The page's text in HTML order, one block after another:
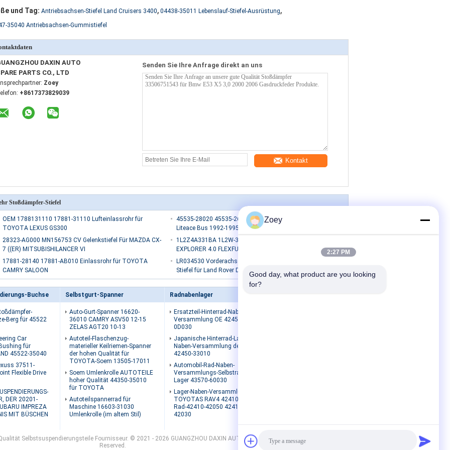
und Tag: Antriebsachsen-Stiefel Land Cruisers 3400, 04438-35011 Lebenslauf-Stiefel-Ausrüstung,
35040 Antriebsachsen-Gummistiefel
DAXIN AUTO
PARTS CO., LTD
Zoey
+8617373829039
Senden Sie Ihre Anfrage direkt an uns
Kontakt
Stoßdämpfer-Stiefel
OEM 1788131110 17881-31110 Lufteinlassrohr für
TOYOTA LEXUS GS300
45535-28020 45535-26030 Lenkstiefel für den Toyota
Liteace Bus 1992-1995
28323-AG000 MN156753 CV Gelenkstiefel Für MAZDA CX-
7 ((ER) MITSUBISHILANCER VI
1L2Z4A331BA 1L2W-3A331-BA CV Joint Boot für Ford
EXPLORER 4.0 FLEXFUEL
17881-28140 17881-AB010 Einlassrohr für TOYOTA
CAMRY SALOON
LR034530 Vorderachse Beide Seiten CV-Gemeinsamer
Stiefel für Land Rover Discovery V
Buchse
Berg für 45522
Car
für
45522-35040
37511-
Flexible Drive
DER 20201-
IMPREZA
MIT BÜSCHEN
Selbstgurt-Spanner
Auto-Gurt-Spanner 16620-
36010 CAMRY ASV50 12-15
ZELAS AGT20 10-13
Autoteil-Flaschenzug-
materieller Keilriemen-Spanner
der hohen Qualität für
TOYOTA-Soem 13505-17011
Soem Umlenkrolle AUTOTEILE
hoher Qualität 44350-35010
für TOYOTA
Autoteilspannerrad für
Maschine 16603-31030
Umlenkrolle (im altem Stil)
Radnabenlager
Ersatzteil-Hinterrad-Naben-
Versammlung OE 42450-
0D030
Japanische Hinterrad-Lager-
Naben-Versammlung des Auto-
42450-33010
Automobil-Rad-Naben-
Versammlungs-Selbstrad-
Lager 43570-60030
Lager-Naben-Versammlung
TOYOTAS RAV4 42410-42010
Rad-42410-42050 42410-
42030
Selbstsuspendierungsteile Fournisseur. © 2021 - 2026 GUANGZHOU DAXIN AUTO SPARE PARTS CO., LTD. All Rights
Reserved.
Zoey
2:27 PM
Good day, what product are you looking
for?